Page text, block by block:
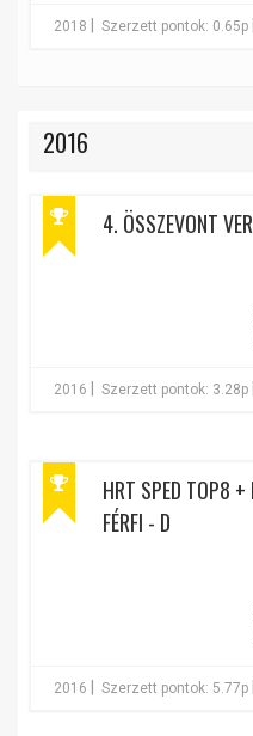
2018 Szerzett pontok: 0.65p
2016
4. ÖSSZEVONT
2016 Szerzett pontok: 3.28p
HRT SPED TOP8 +
FÉRFI - D
2016 Szerzett pontok: 5.77p